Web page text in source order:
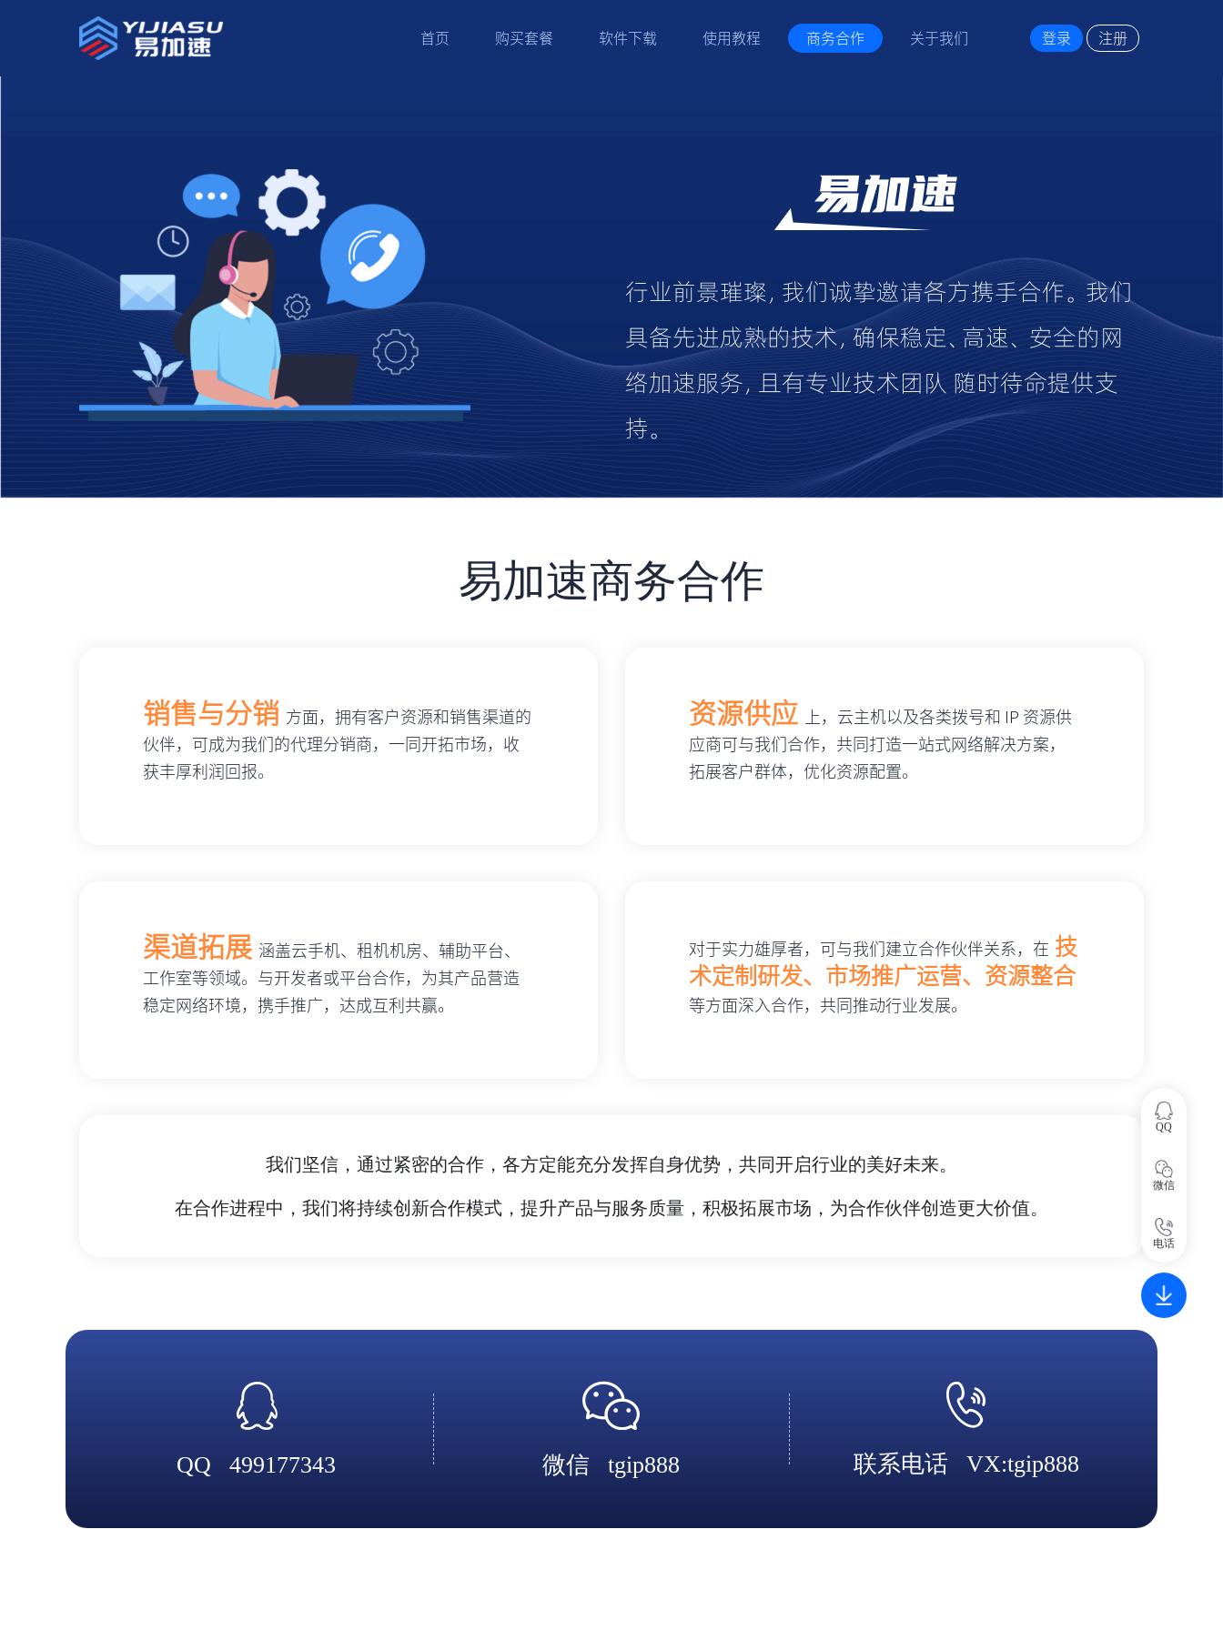
首页 购买套餐 软件下载 使用教程 商务合作 关于我们 登录 注册
易加速
行业前景璀璨，我们诚挚邀请各方携手合作。 我们
具备先进成熟的技术，确保稳定、高速、 安全的网
络加速服务，且有专业技术团队 随时待命提供支
持。
易加速商务合作
销售与分销 方面，拥有客户资源和销售渠道的
伙伴，可成为我们的代理分销商，一同开拓市场，收
获丰厚利润回报。
资源供应
上，云主机以及各类拨号和 IP 资源供
应商可与我们合作，共同打造一站式网络解决方案，
拓展客户群体，优化资源配置。
渠道拓展 涵盖云手机、租机机房、辅助平台、
工作室等领域。与开发者或平台合作，为其产品营造
稳定网络环境，携手推广，达成互利共赢。
对于实力雄厚者，可与我们建立合作伙伴关系，在 技
术定制研发、市场推广运营、资源整合
等方面深入合作，共同推动行业发展。
我们坚信，通过紧密的合作，各方定能充分发挥自身优势，共同开启行业的美好未来。
在合作进程中，我们将持续创新合作模式，提升产品与服务质量，积极拓展市场，为合作伙伴创造更大价值。
QQ 499177343 微信 tgip888 联系电话 VX:tgip888
QQ
微信
电话